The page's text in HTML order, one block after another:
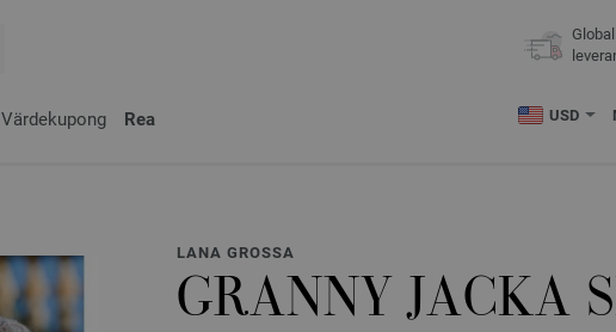
Global
Värdekupong Rea USD
LANA GROSSA
GRANNY JACKA